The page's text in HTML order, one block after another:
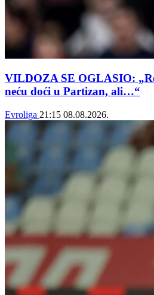
VILDOZA SE OGLASIO:
neću doći u Partizan, ali…“
Evroliga 21:15 08.08.2026.